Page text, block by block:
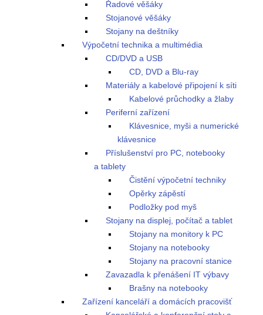
Řadové věšáky
Stojanové věšáky
Stojany na deštníky
Výpočetní technika a multimédia
CD/DVD a USB
CD, DVD a Blu-ray
Materiály a kabelové připojení k síti
Kabelové průchodky a žlaby
Periferní zařízení
Klávesnice, myši a numerické
klávesnice
Příslušenství pro PC, notebooky
a tablety
Čistění výpočetní techniky
Opěrky zápěstí
Podložky pod myš
Stojany na displej, počítač a tablet
Stojany na monitory k PC
Stojany na notebooky
Stojany na pracovní stanice
Zavazadla k přenášení IT výbavy
Brašny na notebooky
Zařízení kanceláří a domácích pracovišť